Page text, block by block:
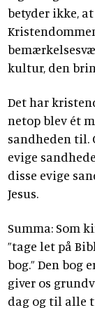
betyder ikke,
kultur, den
Det har
netop blev ét
sandheden til.
evige
disse evige
Jesus.
Summa: Som
”tage let på
bog.” Den bog
giver os
dag og til alle